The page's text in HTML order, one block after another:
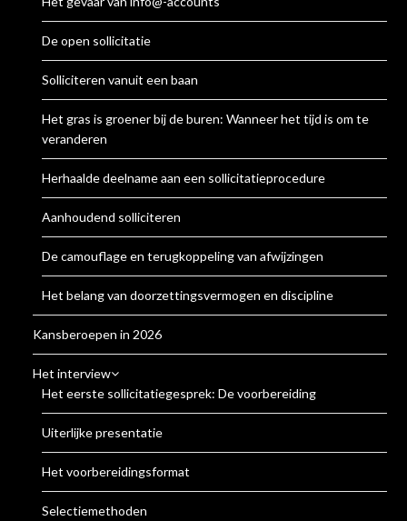
De open sollicitatie
Solliciteren vanuit een baan
Het gras is groener bij de buren: Wanneer het tijd is om te
veranderen
Herhaalde deelname aan een sollicitatieprocedure
Aanhoudend solliciteren
De camouflage en terugkoppeling van afwijzingen
Het belang van doorzettingsvermogen en discipline
Kansberoepen in 2026
Het interview
Het eerste sollicitatiegesprek: De voorbereiding
Uiterlijke presentatie
Het voorbereidingsformat
Selectiemethoden